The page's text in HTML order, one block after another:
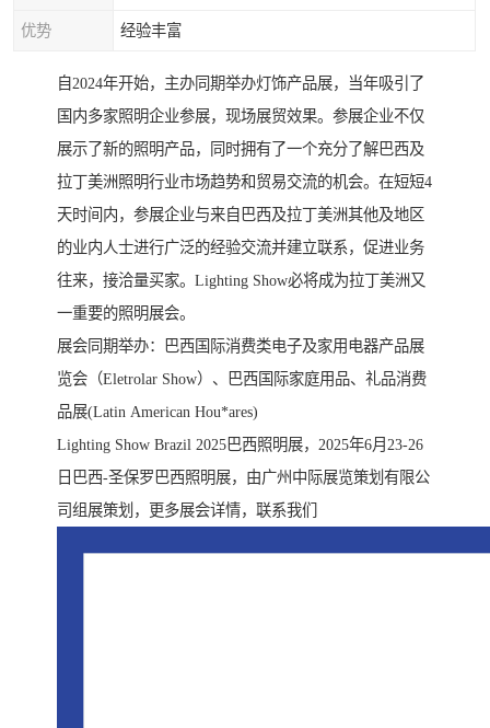
优势 经验丰富
自2024年开始，主办同期举办灯饰产品展，当年吸引了
国内多家照明企业参展，现场展贸效果。参展企业不仅
展示了新的照明产品，同时拥有了一个充分了解巴西及
拉丁美洲照明行业市场趋势和贸易交流的机会。在短短4
天时间内，参展企业与来自巴西及拉丁美洲其他及地区
的业内人士进行广泛的经验交流并建立联系，促进业务
往来，接洽量买家。Lighting Show必将成为拉丁美洲又
一重要的照明展会。
展会同期举办：巴西国际消费类电子及家用电器产品展
览会（Eletrolar Show）、巴西国际家庭用品、礼品消费
品展(Latin American Hou*ares)
Lighting Show Brazil 2025巴西照明展，2025年6月23-26
日巴西-圣保罗巴西照明展，由广州中际展览策划有限公
司组展策划，更多展会详情，联系我们